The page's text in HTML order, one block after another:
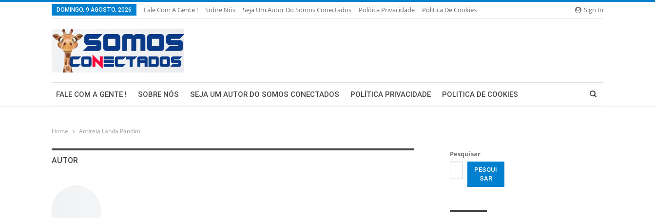
Sign In
DOMINGO, 9 AGOSTO, 2026 Fale Com A Gente ! Sobre Nós Seja Um Autor Do Somos Conectados Política Privacidade Politica De Cookies
FALE COM A GENTE ! SOBRE NÓS SEJA UM AUTOR DO SOMOS CONECTADOS POLÍTICA PRIVACIDADE POLITICA DE COOKIES
Home Andreia Landa Pandim
AUTOR
Pesquisar
PESQUI
SAR